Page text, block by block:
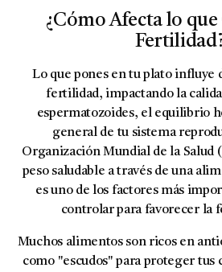
¿Cómo Afecta lo
Lo que pones en tu plato influye
fertilidad, impactando la
espermatozoides, el equilibrio
general de tu sistema
Organización Mundial de la Salud
peso saludable a través de una
es uno de los factores más
controlar para favorecer la
Muchos alimentos son ricos en
como "escudos" para proteger tus